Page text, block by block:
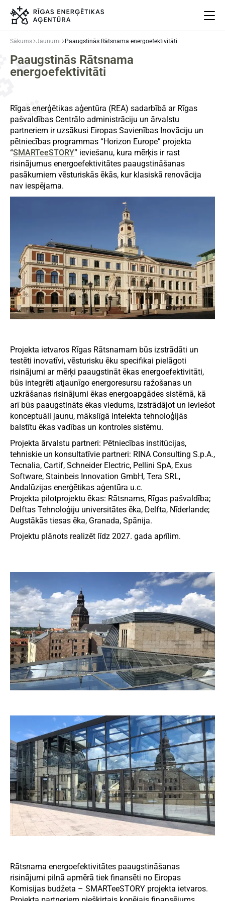
Par mums
Projekti
Jaunumi
Aprites ekonomika
Iesaisties
Elpo Rīga!
Ēkas atjaunošanas ABC
Language
Sākums Jaunumi Paaugstinās Rātsnama energoefektivitāti
Paaugstinās Rātsnama
energoefektivitāti
Rīgas enerģētikas aģentūra (REA) sadarbībā ar Rīgas
pašvaldības Centrālo administrāciju un ārvalstu
partneriem ir uzsākusi Eiropas Savienības Inovāciju un
pētniecības programmas “Horizon Europe” projekta
“SMARTeeSTORY” ieviešanu, kura mērķis ir rast
risinājumus energoefektivitātes paaugstināšanas
pasākumiem vēsturiskās ēkās, kur klasiskā renovācija
nav iespējama.
Projekta ietvaros Rīgas Rātsnamam būs izstrādāti un
testēti inovatīvi, vēsturisku ēku specifikai pielāgoti
risinājumi ar mērķi paaugstināt ēkas energoefektivitāti,
būs integrēti atjaunīgo energoresursu ražošanas un
uzkrāšanas risinājumi ēkas energoapgādes sistēmā, kā
arī būs paaugstināts ēkas viedums, izstrādājot un ieviešot
konceptuāli jaunu, mākslīgā intelekta tehnoloģijās
balstītu ēkas vadības un kontroles sistēmu.
Projekta ārvalstu partneri: Pētniecības institūcijas,
tehniskie un konsultatīvie partneri: RINA Consulting S.p.A.,
Tecnalia, Cartif, Schneider Electric, Pellini SpA, Exus
Software, Stainbeis Innovation GmbH, Tera SRL,
Andalūzijas enerģētikas aģentūra u.c.
Projekta pilotprojektu ēkas: Rātsnams, Rīgas pašvaldība;
Delftas Tehnoloģiju universitātes ēka, Delfta, Nīderlande;
Augstākās tiesas ēka, Granada, Spānija.
Projektu plānots realizēt līdz 2027. gada aprīlim.
Rātsnama energoefektivitātes paaugstināšanas
risinājumi pilnā apmērā tiek finansēti no Eiropas
Komisijas budžeta – SMARTeeSTORY projekta ietvaros.